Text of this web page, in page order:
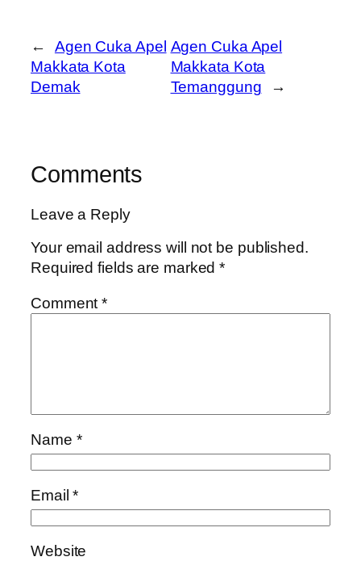
←
Agen Cuka Apel
Makkata Kota
Demak
Agen Cuka Apel
Makkata Kota
Temanggung
→
Comments
Leave a Reply
Your email address will not be published.
Required fields are marked*
Comment*
Name *
Email*
Website